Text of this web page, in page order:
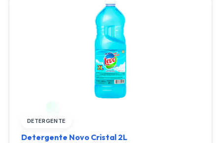
DETERGENTE
Detergente Novo Cristal 2L